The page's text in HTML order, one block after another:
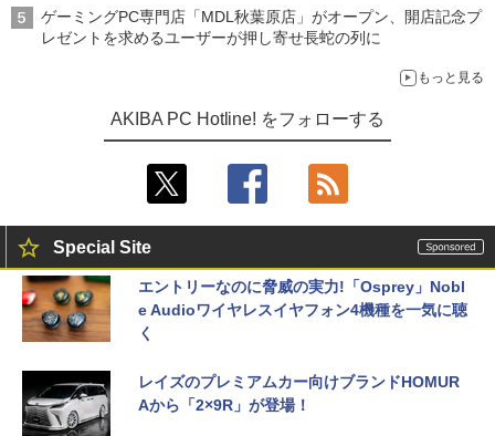
ゲーミングPC専門店「MDL秋葉原店」がオープン、開店記念プ
レゼントを求めるユーザーが押し寄せ長蛇の列に
もっと見る
AKIBA PC Hotline! をフォローする
Special Site
エントリーなのに脅威の実力!「Osprey」Nobl
e Audioワイヤレスイヤフォン4機種を一気に聴
く
レイズのプレミアムカー向けブランドHOMUR
Aから「2×9R」が登場！